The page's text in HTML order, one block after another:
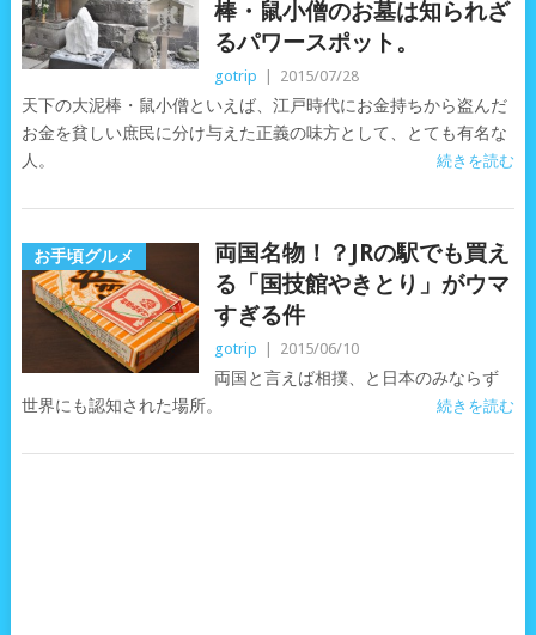
棒・鼠小僧のお墓は知られざ
るパワースポット。
gotrip 2015/07/28
天下の大泥棒・鼠小僧といえば、江戸時代にお金持ちから盗んだ
お金を貧しい庶民に分け与えた正義の味方として、とても有名な
人。
続きを読む
お手頃グルメ
両国名物！？JRの駅でも買え
る「国技館やきとり」がウマ
すぎる件
gotrip 2015/06/10
両国と言えば相撲、と日本のみならず
世界にも認知された場所。
続きを読む